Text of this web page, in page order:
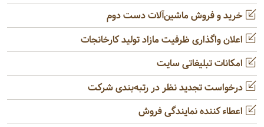
خرید و فروش ماشین‌آلات دست دوم
اعلان واگذاری ظرفیت مازاد تولید کارخانجات
امکانات تبلیغاتی سایت
درخواست تجدید نظر در رتبه‌بندی شرکت
اعطاء کننده نمایندگی فروش